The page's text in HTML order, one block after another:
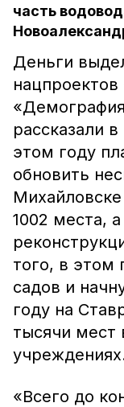
часть
Деньги
рассказали
этом году
обновить
1002 места,
того, в этом
садов и
году на
тысячи мест
«Всего до